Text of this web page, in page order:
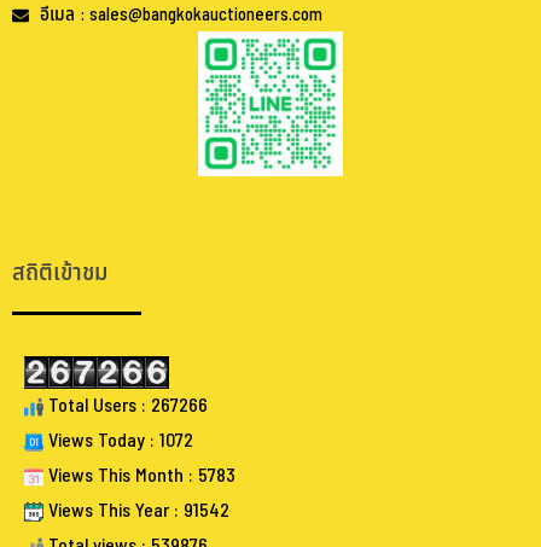
อีเมล : sales@bangkokauctioneers.com
สถิติเข้าชม
Total Users : 267266
Views Today : 1072
Views This Month : 5783
Views This Year : 91542